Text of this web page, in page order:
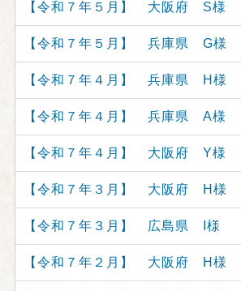
【令和７年５月】 大阪府 S様
【令和７年５月】 兵庫県 G様
【令和７年４月】 兵庫県 H様
【令和７年４月】 兵庫県 A様
【令和７年４月】 大阪府 Y様
【令和７年３月】 大阪府 H様
【令和７年３月】 広島県 I様
【令和７年２月】 大阪府 H様